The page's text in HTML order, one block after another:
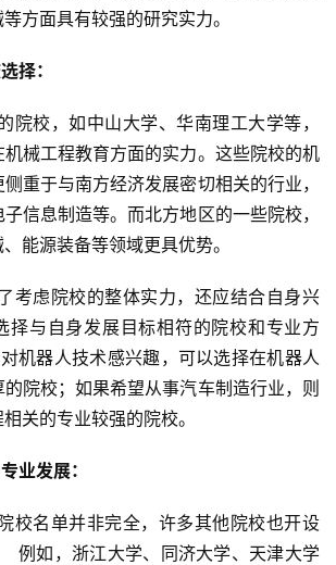
方面具有较强的研究实力。
择：
械工程教育方面的实力。这些院校的机
重于与南方经济发展密切相关的行业，
信息制造等。而北方地区的一些院校，
能源装备等领域更具优势。
择与自身发展目标相符的院校和专业方
机器人技术感兴趣，可以选择在机器人
院校；如果希望从事汽车制造行业，则
关的专业较强的院校。
业发展：
例如，浙江大学、同济大学、天津大学